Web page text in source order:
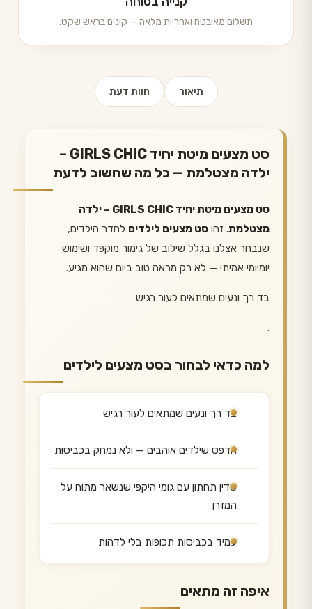
תשלום מאובטח ואחריות מלאה — קונים בראש שקט.
תיאור חוות דעת
סט מצעים מיטת יחיד GIRLS CHIC –
ילדה מצטלמת — כל מה שחשוב לדעת
סט מצעים מיטת יחיד GIRLS CHIC – ילדה
מצטלמת. זהו סט מצעים לילדים לחדר הילדים,
שנבחר אצלנו בגלל שילוב של גימור מוקפד ושימוש
יומיומי אמיתי — לא רק מראה טוב ביום שהוא מגיע.
בד רך ונעים שמתאים לעור רגיש
.
למה כדאי לבחור בסט מצעים לילדים
בד רך ונעים שמתאים לעור רגיש
הדפס שילדים אוהבים — ולא נמחק בכביסות
סדין תחתון עם גומי היקפי שנשאר מתוח על
המזרן
עמיד בכביסות תכופות בלי לדהות
איפה זה מתאים